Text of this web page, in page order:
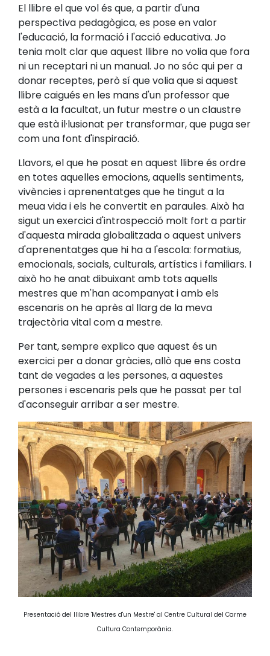
El llibre el que vol és que, a partir d'una
perspectiva pedagògica, es pose en valor
l'educació, la formació i l'acció educativa. Jo
tenia molt clar que aquest llibre no volia que fora
ni un receptari ni un manual. Jo no sóc qui per a
donar receptes, però sí que volia que si aquest
llibre caigués en les mans d'un professor que
està a la facultat, un futur mestre o un claustre
que està il·lusionat per transformar, que puga ser
com una font d'inspiració.
Llavors, el que he posat en aquest llibre és ordre
en totes aquelles emocions, aquells sentiments,
vivències i aprenentatges que he tingut a la
meua vida i els he convertit en paraules. Això ha
sigut un exercici d'introspecció molt fort a partir
d'aquesta mirada globalitzada o aquest univers
d'aprenentatges que hi ha a l'escola: formatius,
emocionals, socials, culturals, artístics i familiars. I
això ho he anat dibuixant amb tots aquells
mestres que m'han acompanyat i amb els
escenaris on he après al llarg de la meva
trajectòria vital com a mestre.
Per tant, sempre explico que aquest és un
exercici per a donar gràcies, allò que ens costa
tant de vegades a les persones, a aquestes
persones i escenaris pels que he passat per tal
d'aconseguir arribar a ser mestre.
Presentació del llibre 'Mestres d'un Mestre' al Centre Cultural del Carme
Cultura Contemporània.